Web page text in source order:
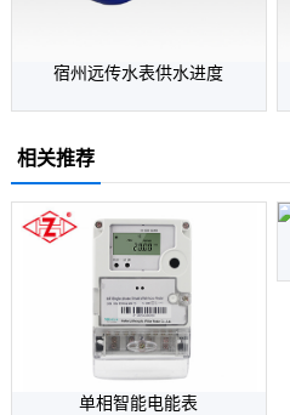
宿州远传水表供水进度
相关推荐
单相智能电能表